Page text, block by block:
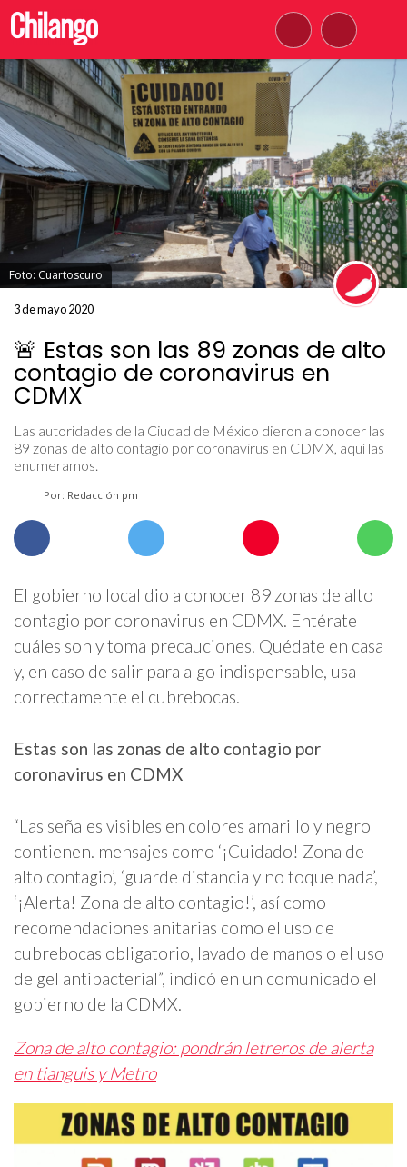
Foto: Cuartoscuro
3 de mayo 2020
🚨 Estas son las 89 zonas de alto
contagio de coronavirus en
CDMX
Las autoridades de la Ciudad de México dieron a conocer las
89 zonas de alto contagio por coronavirus en CDMX, aquí las
enumeramos.
Por: Redacción pm
El gobierno local dio a conocer 89 zonas de alto
contagio por coronavirus en CDMX. Entérate
cuáles son y toma precauciones. Quédate en casa
y, en caso de salir para algo indispensable, usa
correctamente el cubrebocas.
Estas son las zonas de alto contagio por
coronavirus en CDMX
“Las señales visibles en colores amarillo y negro
contienen. mensajes como ‘¡Cuidado! Zona de
alto contagio’, ‘guarde distancia y no toque nada’,
‘¡Alerta! Zona de alto contagio!’, así como
recomendaciones anitarias como el uso de
cubrebocas obligatorio, lavado de manos o el uso
de gel antibacterial”, indicó en un comunicado el
gobierno de la CDMX.
Zona de alto contagio: pondrán letreros de alerta
en tianguis y Metro